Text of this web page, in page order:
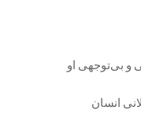
و بی‌توجهی او
انسان